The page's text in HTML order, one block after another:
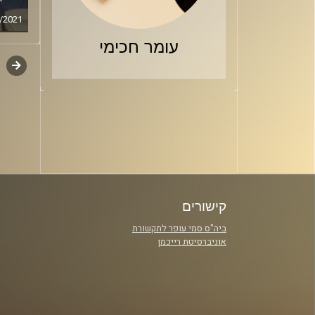
עומר חכימי
סגירה
קודם
קישורים
ביה"ס סמי עופר לתקשורת
אוניברסיטת רייכמן